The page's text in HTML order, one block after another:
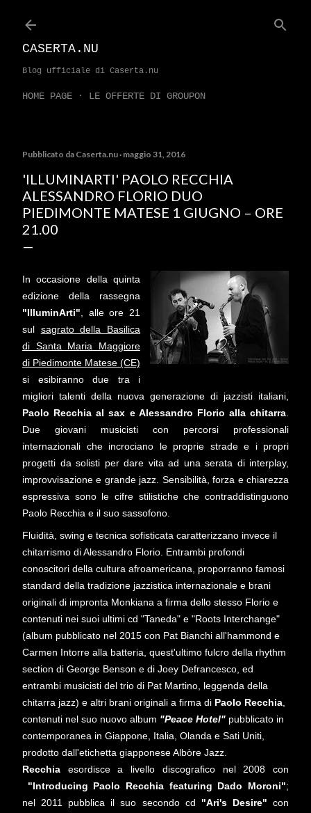
CASERTA.NU
Blog ufficiale di Caserta.nu
HOME PAGE LE OFFERTE DI GROUPON
Pubblicato da Caserta.nu maggio 31, 2016
'ILLUMINARTI' PAOLO RECCHIA
ALESSANDRO FLORIO DUO
PIEDIMONTE MATESE 1 GIUGNO – ORE
21.00
In occasione della quinta
edizione della rassegna
"IlluminArti" , alle ore 21
sul sagrato della Basilica
di Santa Maria Maggiore
di Piedimonte Matese (CE)
si esibiranno due tra i
migliori talenti della nuova generazione di jazzisti italiani,
Paolo Recchia al sax e Alessandro Florio alla chitarra
Due giovani musicisti con percorsi professionali
internazionali che incrociano le proprie strade e i propri
progetti da solisti per dare vita ad una serata di interplay,
improvvisazione e grande jazz. Sensibilità, forza e chiarezza
espressiva sono le cifre stilistiche che contraddistinguono
Paolo Recchia e il suo sassofono.
Fluidità, swing e tecnica sofisticata caratterizzano invece il
chitarrismo di Alessandro Florio. Entrambi profondi
conoscitori della cultura afroamericana, proporranno famosi
standard della tradizione jazzistica internazionale e brani
originali di impronta Monkiana a firma dello stesso Florio e
contenuti nei suoi ultimi cd "Taneda" e "Roots Interchange"
(album pubblicato nel 2015 con Pat Bianchi all'hammond e
Carmen Intorre alla batteria, quest'ultimo fulcro della rhythm
section di George Benson e di Joey Defrancesco, ed
entrambi musicisti del trio di Pat Martino, leggenda della
chitarra jazz) e altri brani originali a firma di Paolo Recchia
contenuti nel suo nuovo album "Peace Hotel" pubblicato in
contemporanea in Giappone, Italia, Olanda e Sati Uniti,
prodotto dall'etichetta giapponese Albòre Jazz.
Recchia esordisce a livello discografico nel 2008 con
"Introducing Paolo Recchia featuring Dado Moroni";
nel 2011 pubblica il suo secondo cd "Ari's Desire" con